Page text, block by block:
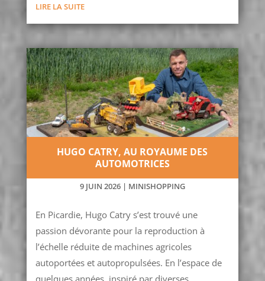
LIRE LA SUITE
HUGO CATRY, AU ROYAUME DES
AUTOMOTRICES
9 JUIN 2026| MINISHOPPING
En Picardie, Hugo Catry s’est trouvé une
passion dévorante pour la reproduction à
l’échelle réduite de machines agricoles
autoportées et autopropulsées. En l’espace de